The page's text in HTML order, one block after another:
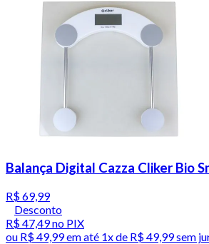
Balança Digital Cazza Cliker Bio
R$ 69,99
Desconto
R$ 47,49no PIX
ou R$ 49,99em até 1x de R$ 49,99sem